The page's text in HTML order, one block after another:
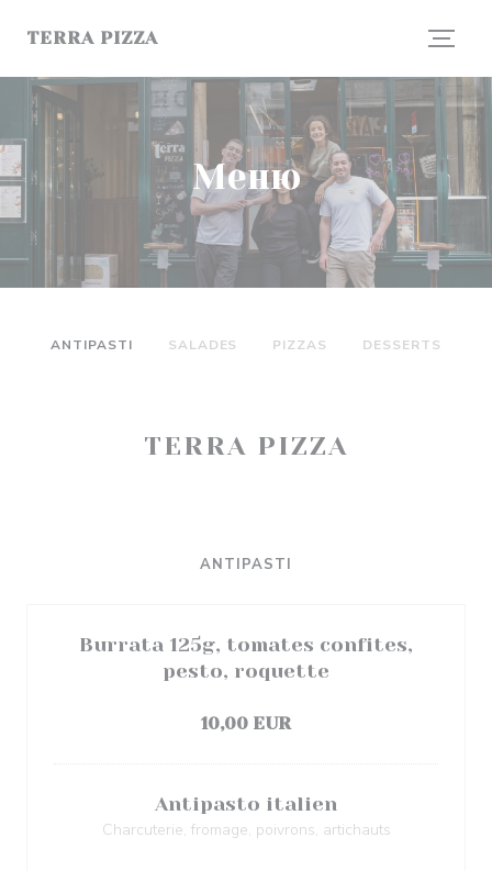
TERRA PIZZA
Меню
ANTIPASTI SALADES PIZZAS DESSERTS
TERRA PIZZA
ANTIPASTI
Burrata 125g, tomates confites,
pesto, roquette
10,00 EUR
Antipasto italien
Charcuterie, fromage, poivrons, artichauts